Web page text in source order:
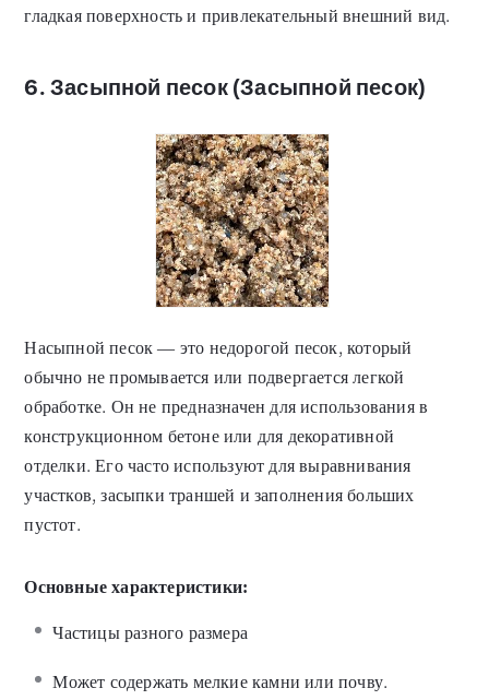
гладкая поверхность и привлекательный внешний вид.
6. Засыпной песок (Засыпной песок)
Насыпной песок — это недорогой песок, который
обычно не промывается или подвергается легкой
обработке. Он не предназначен для использования в
конструкционном бетоне или для декоративной
отделки. Его часто используют для выравнивания
участков, засыпки траншей и заполнения больших
пустот.
Основные характеристики:
Частицы разного размера
Может содержать мелкие камни или почву.